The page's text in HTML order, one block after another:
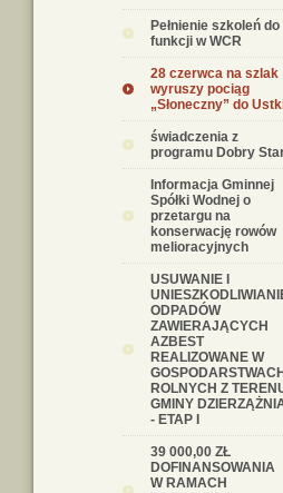
Pełnienie szkoleń do
funkcji w WCR
28 czerwca na szlak
wyruszy pociąg
„Słoneczny” do
świadczenia z
programu Dobry
Informacja Gminnej
Spółki Wodnej o
przetargu na
konserwację rowów
melioracyjnych
USUWANIE I
ODPADÓW
ZAWIERAJĄCYCH
AZBEST
REALIZOWANE W
GOSPODARSTWACH
ROLNYCH Z
GMINY
- ETAP I
39 000,00 ZŁ
DOFINANSOWANIA
W RAMACH